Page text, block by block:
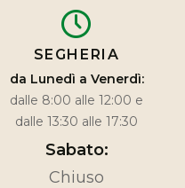
SEGHERIA
da Lunedì a Venerdì:
dalle 8:00 alle 12:00 e
dalle 13:30 alle 17:30
Sabato:
Chiuso